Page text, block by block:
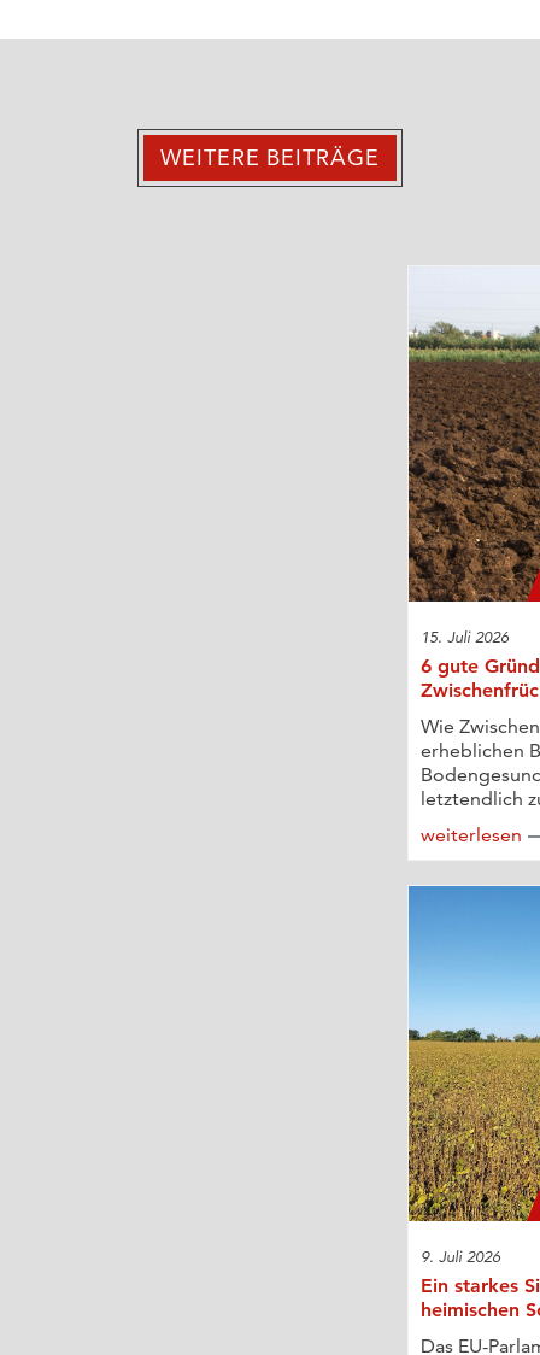
WEITERE BEITRÄGE
15. Juli 2026
6 gute
Wie
erheblichen
letztendlich
weiterlesen
9. Juli 2026
Ein starkes
heimischen
Das EU-